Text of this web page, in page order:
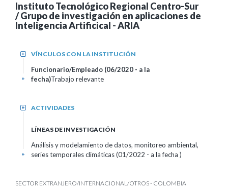
Instituto Tecnológico Regional Centro-Sur
/ Grupo de investigación en aplicaciones de
Inteligencia Artificical - ARIA
VÍNCULOS CON LA INSTITUCIÓN
+
Funcionario/Empleado (06/2020 - a la
fecha)Trabajo relevante
+
ACTIVIDADES
+
LÍNEAS DE INVESTIGACIÓN
Análisis y modelamiento de datos, monitoreo ambiental,
series temporales climáticas (01/2022 - a la fecha )
+
SECTOR EXTRANJERO/INTERNACIONAL/OTROS - COLOMBIA